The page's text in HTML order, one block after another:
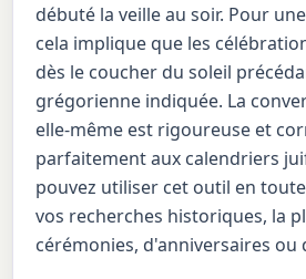
débuté la veille au soir. Pour
cela implique que les
dès le coucher du soleil
grégorienne indiquée. La
elle-même est rigoureuse et
parfaitement aux calendriers
pouvez utiliser cet outil en
vos recherches historiques, la
cérémonies, d'anniversaires ou